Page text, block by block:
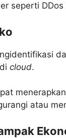
seperti
cloud.
atau